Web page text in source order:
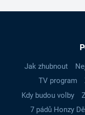
Jak zhubnout
TV program
Kdy budou volby
7 pádů Honzy